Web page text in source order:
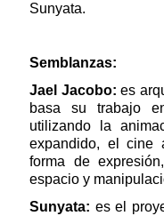
Sunyata.
Semblanzas:
Jael Jacobo: es
basa su trabajo
utilizando la
expandido, el cine
forma de
espacio y
Sunyata: es el